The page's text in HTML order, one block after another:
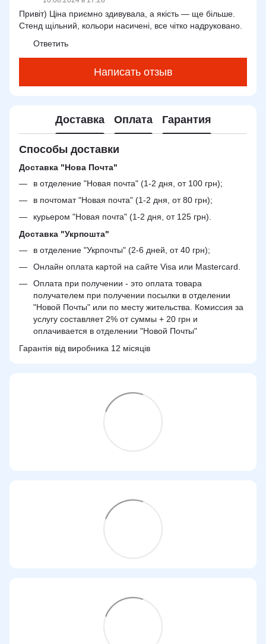
Привіт) Ціна приємно здивувала, а якість — ще більше.
Стенд щільний, кольори насичені, все чітко надруковано.
Ответить
Написать отзыв
Доставка Оплата Гарантия
Способы доставки
Доставка "Нова Почта"
в отделение "Новая почта" (1-2 дня, от 100 грн);
в почтомат "Новая почта" (1-2 дня, от 80 грн);
курьером "Новая почта" (1-2 дня, от 125 грн).
Доставка "Укрпошта"
в отделение "Укрпочты" (2-6 дней, от 40 грн);
Онлайн оплата картой на сайте Visa или Mastercard.
Оплата при получении - это оплата товара
получателем при получении посылки в отделении
"Новой Почты" или по месту жительства. Комиссия за
услугу составляет 2% от суммы + 20 грн и
оплачивается в отделении "Новой Почты"
Гарантія від виробника 12 місяців